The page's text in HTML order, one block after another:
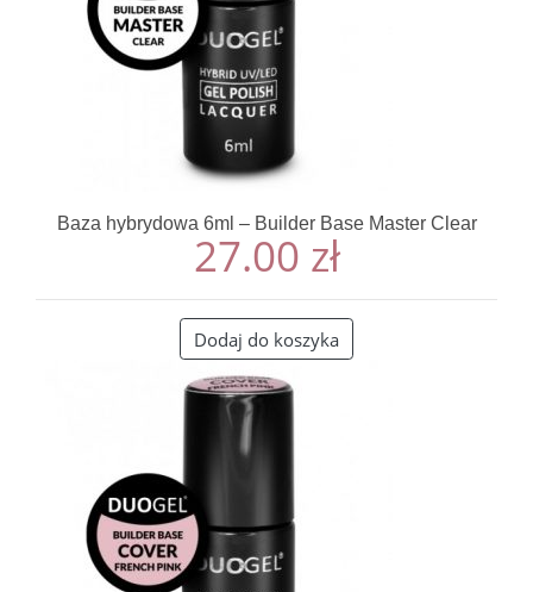
Baza hybrydowa 6ml – Builder Base Master Clear
27.00 zł
Dodaj do koszyka